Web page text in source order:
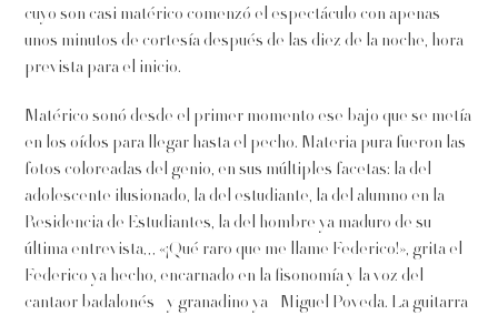
cuyo son casi matérico comenzó el espectáculo con apenas
unos minutos de cortesía después de las diez de la noche, hora
prevista para el inicio.
Matérico sonó desde el primer momento ese bajo que se metía
en los oídos para llegar hasta el pecho. Materia pura fueron las
fotos coloreadas del genio, en sus múltiples facetas: la del
adolescente ilusionado, la del estudiante, la del alumno en la
Residencia de Estudiantes, la del hombre ya maduro de su
última entrevista… «¡Qué raro que me llame Federico!», grita el
Federico ya hecho, encarnado en la fisonomía y la voz del
cantaor badalonés –y granadino ya– Miguel Poveda. La guitarra